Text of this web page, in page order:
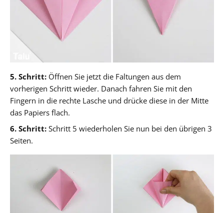
5. Schritt: Öffnen Sie jetzt die Faltungen aus dem
vorherigen Schritt wieder. Danach fahren Sie mit den
Fingern in die rechte Lasche und drücke diese in der Mitte
das Papiers flach.
6. Schritt: Schritt 5 wiederholen Sie nun bei den übrigen 3
Seiten.